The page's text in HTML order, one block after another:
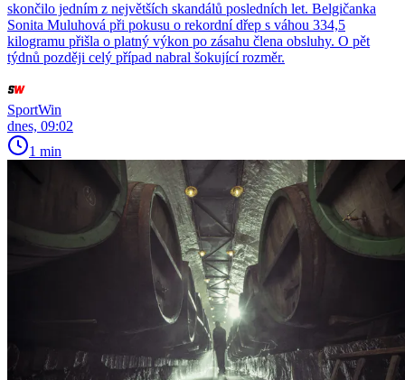
skončilo jedním z největších skandálů posledních let. Belgičanka
Sonita Muluhová při pokusu o rekordní dřep s váhou 334,5
kilogramu přišla o platný výkon po zásahu člena obsluhy. O pět
týdnů později celý případ nabral šokující rozměr.
SportWin
dnes, 09:02
1 min